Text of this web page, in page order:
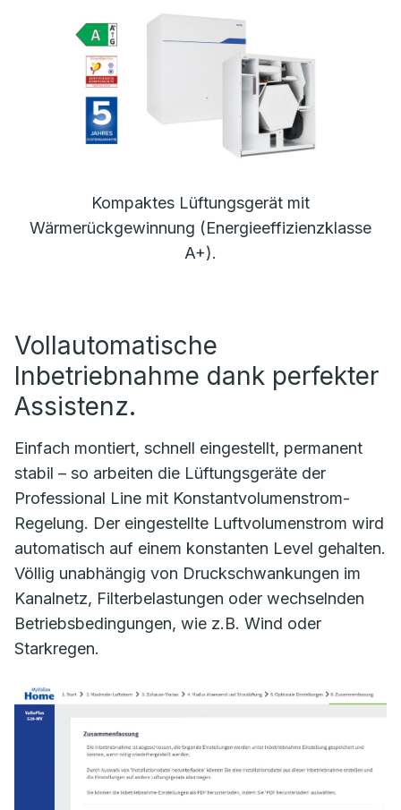
Kompaktes Lüftungsgerät mit
Wärmerückgewinnung (Energieeffizienzklasse
A+).
Vollautomatische
Inbetriebnahme dank perfekter
Assistenz.
Einfach montiert, schnell eingestellt, permanent
stabil – so arbeiten die Lüftungsgeräte der
Professional Line mit Konstantvolumenstrom-
Regelung. Der eingestellte Luftvolumenstrom wird
automatisch auf einem konstanten Level gehalten.
Völlig unabhängig von Druckschwankungen im
Kanalnetz, Filterbelastungen oder wechselnden
Betriebsbedingungen, wie z.B. Wind oder
Starkregen.